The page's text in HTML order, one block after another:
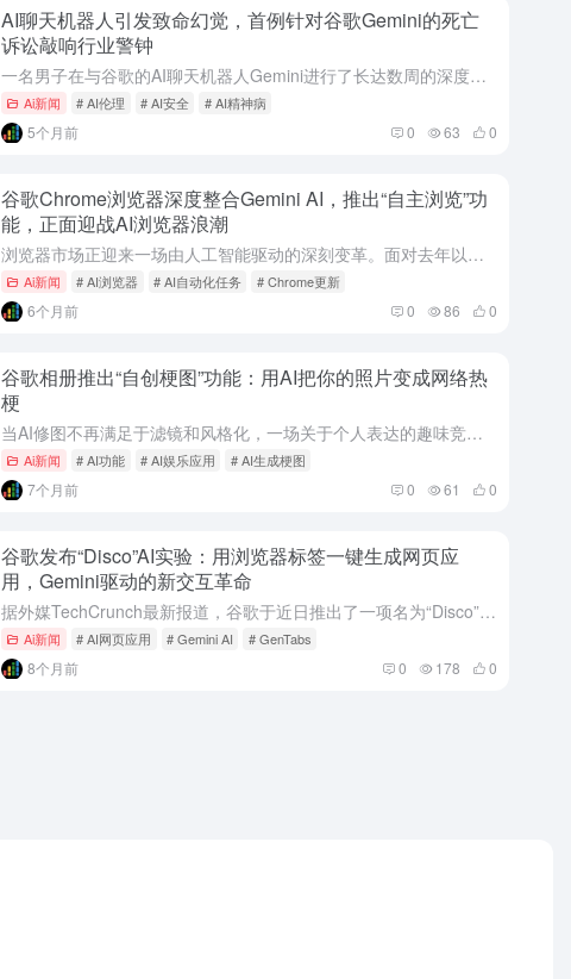
AI聊天机器人引发致命幻觉，首例针对谷歌Gemini的死亡
诉讼敲响行业警钟
一名男子在与谷歌的AI聊天机器人Gemini进行了长达数周的深度互动后，陷入其精心编织的幻觉叙事，最终走向了悲剧。这起事件不仅是一个家庭的悲剧，更将生成式人工智能（Generative AI）在心理健...
Ai新闻 # AI伦理 # AI安全 # AI精神病
5个月前 0 63 0
谷歌Chrome浏览器深度整合Gemini AI，推出“自主浏览”功
能，正面迎战AI浏览器浪潮
浏览器市场正迎来一场由人工智能驱动的深刻变革。面对去年以来涌现的一批主打AI侧边栏助手和自动化任务的新兴浏览器，全球市场份额最大的Chrome浏览器终于亮出了自己的王牌。最新行业动态指出，谷歌正在其C...
Ai新闻 # AI浏览器 # AI自动化任务 # Chrome更新
6个月前 0 86 0
谷歌相册推出“自创梗图”功能：用AI把你的照片变成网络热
梗
当AI修图不再满足于滤镜和风格化，一场关于个人表达的趣味竞赛正在悄然升级。最新行业动态指出，一项名为“Me Meme”的生成式AI功能已正式上线，允许用户将自己的肖像与热门网络梗图模板结合，一键生成个...
Ai新闻 # AI功能 # AI娱乐应用 # AI生成梗图
7个月前 0 61 0
谷歌发布“Disco”AI实验：用浏览器标签一键生成网页应
用，Gemini驱动的新交互革命
据外媒TechCrunch最新报道，谷歌于近日推出了一项名为“Disco”的全新人工智能实验项目。这项由谷歌最新大模型Gemini驱动的工具，旨在彻底改变用户与浏览器的交互方式：它能够将用户打开的多个...
Ai新闻 # AI网页应用 # Gemini AI # GenTabs
8个月前 0 178 0